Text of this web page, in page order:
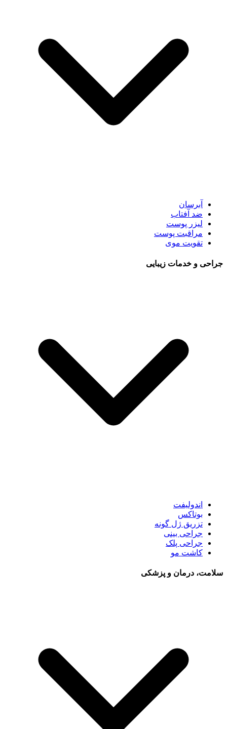
آبرسان
ضد آفتاب
لیزر پوست
مراقبت پوست
تقویت موی
جراحی و خدمات زیبایی
اندولیفت
بوتاکس
تزریق ژل گونه
جراحی بینی
جراحی پلک
کاشت مو
سلامت، درمان و پزشکی